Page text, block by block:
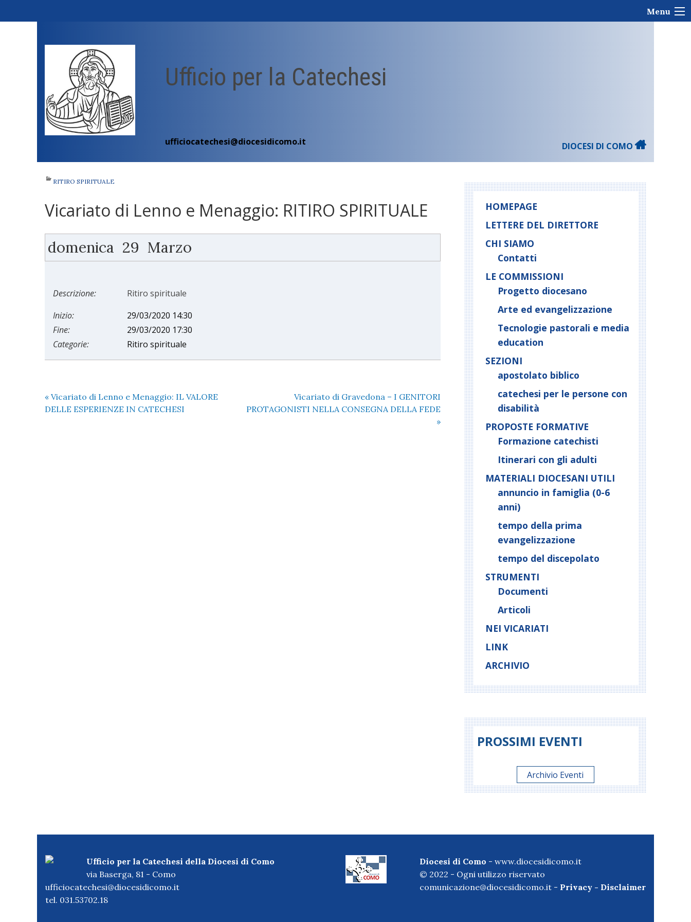
Menu
Ufficio per la Catechesi
ufficiocatechesi@diocesidicomo.it DIOCESI DI COMO
RITIRO SPIRITUALE
Vicariato di Lenno e Menaggio: RITIRO SPIRITUALE
domenica 29 Marzo
Descrizione:
Ritiro spirituale
Inizio:
29/03/2020 14:30
Fine:
29/03/2020 17:30
Categorie:
Ritiro spirituale
« Vicariato di Lenno e Menaggio: IL VALORE
DELLE ESPERIENZE IN CATECHESI
Vicariato di Gravedona – I GENITORI
PROTAGONISTI NELLA CONSEGNA DELLA FEDE
»
HOMEPAGE
LETTERE DEL DIRETTORE
CHI SIAMO
Contatti
LE COMMISSIONI
Progetto diocesano
Arte ed evangelizzazione
Tecnologie pastorali e media
education
SEZIONI
apostolato biblico
catechesi per le persone con
disabilità
PROPOSTE FORMATIVE
Formazione catechisti
Itinerari con gli adulti
MATERIALI DIOCESANI UTILI
annuncio in famiglia (0-6
anni)
tempo della prima
evangelizzazione
tempo del discepolato
STRUMENTI
Documenti
Articoli
NEI VICARIATI
LINK
ARCHIVIO
PROSSIMI EVENTI
Archivio Eventi
Ufficio per la Catechesi della Diocesi di Como
via Baserga, 81 - Como
ufficiocatechesi@diocesidicomo.it
tel. 031.53702.18
Diocesi di Como - www.diocesidicomo.it
© 2022 - Ogni utilizzo riservato
comunicazione@diocesidicomo.it - Privacy - Disclaimer